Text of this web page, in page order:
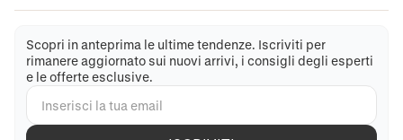
Scopri in anteprima le ultime tendenze. Iscriviti per
rimanere aggiornato sui nuovi arrivi, i consigli degli esperti
e le offerte esclusive.